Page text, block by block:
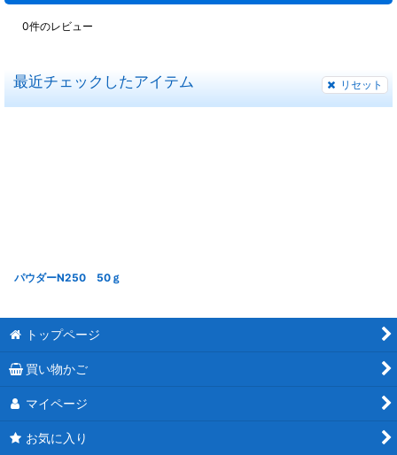
0件のレビュー
最近チェックしたアイテム リセット
パウダーN250 50ｇ
トップページ
買い物かご
マイページ
お気に入り